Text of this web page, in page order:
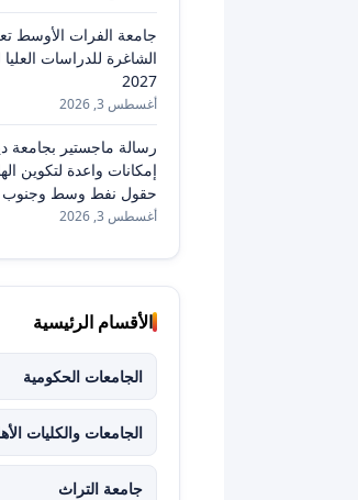
جامعة الفرات الأوسط
2027
أغسطس 3, 2026
رسالة ماجستير بجامعة
إمكانات واعدة لتكوين
حقول نفط وسط وجنوب
أغسطس 3, 2026
الأقسام الرئيسية
الجامعات الحكومية
الجامعات والكليات
جامعة التراث